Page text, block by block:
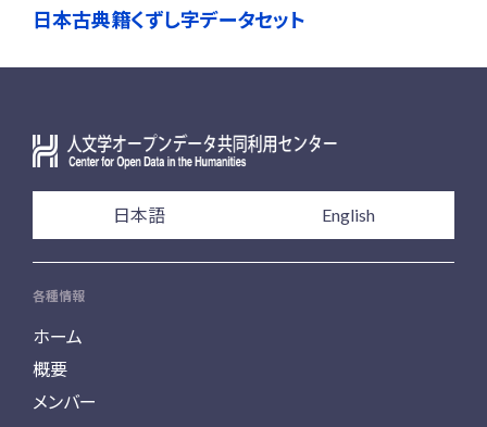
日本古典籍くずし字データセット
日本語 English
各種情報
ホーム
概要
メンバー